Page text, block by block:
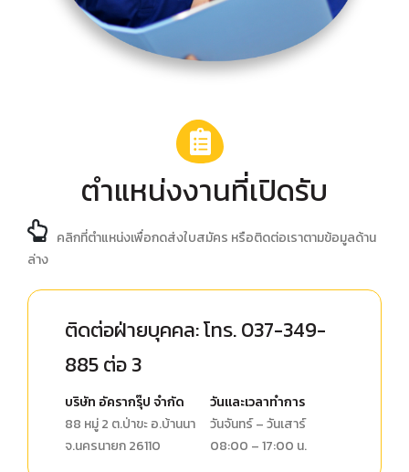
ตำแหน่งงานที่เปิดรับ
คลิกที่ตำแหน่งเพื่อกดส่งใบสมัคร หรือติดต่อเราตามข้อมูลด้าน
ล่าง
ติดต่อฝ่ายบุคคล: โทร.037-349-
885 ต่อ 3
บริษัท อัครากรุ๊ป จำกัด
88 หมู่ 2 ต.ป่าขะ อ.บ้านนา
จ.นครนายก 26110
วันและเวลาทำการ
วันจันทร์ – วันเสาร์
08:00 – 17:00 น.